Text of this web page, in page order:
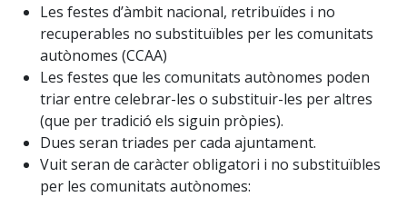
Les festes d’àmbit nacional, retribuïdes i no
recuperables no substituïbles per les comunitats
autònomes (CCAA)
Les festes que les comunitats autònomes poden
triar entre celebrar-les o substituir-les per altres
(que per tradició els siguin pròpies).
Dues seran triades per cada ajuntament.
Vuit seran de caràcter obligatori i no substituïbles
per les comunitats autònomes: